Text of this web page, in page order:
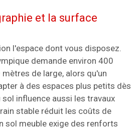
et la surface
l'espace dont vous disposez.
demande environ 400
de large, alors qu'un
à des espaces plus petits dès
sol influence aussi les travaux
stable réduit les coûts de
sol meuble exige des renforts